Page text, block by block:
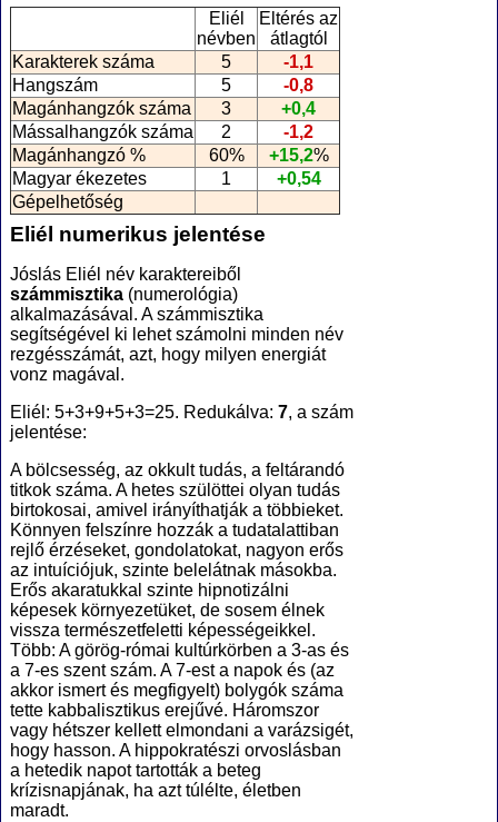
Eliél
névben
Eltérés az
átlagtól
Karakterek száma
5
-1,1
Hangszám
5
-0,8
Magánhangzók száma
3
+0,4
Mássalhangzók száma
2
-1,2
Magánhangzó %
60% +15,2%
Magyar ékezetes
1
+0,54
Gépelhetőség
Eliél numerikus jelentése
Jóslás Eliél név karaktereiből
számmisztika (numerológia)
alkalmazásával. A számmisztika
segítségével ki lehet számolni minden név
rezgésszámát, azt, hogy milyen energiát
vonz magával.
Eliél: 5+3+9+5+3=25. Redukálva: 7, a szám
jelentése:
A bölcsesség, az okkult tudás, a feltárandó
titkok száma. A hetes szülöttei olyan tudás
birtokosai, amivel irányíthatják a többieket.
Könnyen felszínre hozzák a tudatalattiban
rejlő érzéseket, gondolatokat, nagyon erős
az intuíciójuk, szinte belelátnak másokba.
Erős akaratukkal szinte hipnotizálni
képesek környezetüket, de sosem élnek
vissza természetfeletti képességeikkel.
Több: A görög-római kultúrkörben a 3-as és
a 7-es szent szám. A 7-est a napok és (az
akkor ismert és megfigyelt) bolygók száma
tette kabbalisztikus erejűvé. Háromszor
vagy hétszer kellett elmondani a varázsigét,
hogy hasson. A hippokratészi orvoslásban
a hetedik napot tartották a beteg
krízisnapjának, ha azt túlélte, életben
maradt.